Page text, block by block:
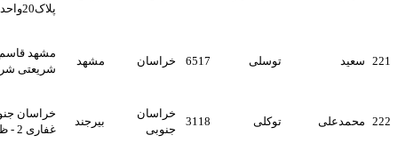
توسلی 6517 خراسان مشهد
مشهد قاسم اباد بلوار
شریعتی شریعتی3/45 پ46
توکلی 3118
جنوبی
بیرجند
خراسان جنوبی- بیرجند-